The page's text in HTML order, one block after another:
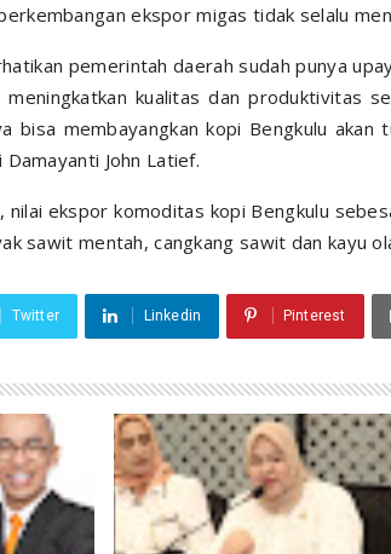
ekspor migas tidak selalu
pemerintah daerah sudah punya
meningkatkan kualitas dan produktivitas
bisa membayangkan kopi Bengkulu
John Latief.
nilai ekspor komoditas kopi Bengkulu
sawit mentah, cangkang sawit dan kayu
Twitter Linkedin Pinterest